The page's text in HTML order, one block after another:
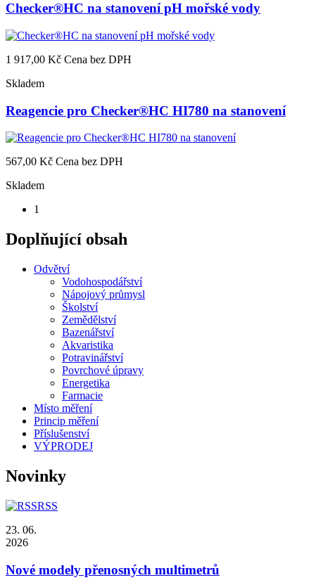
Checker®HC na stanovení pH mořské vody
1 917,00 Kč Cena bez DPH
Skladem
Reagencie pro Checker®HC HI780 na stanovení
567,00 Kč Cena bez DPH
Skladem
1
Doplňující obsah
Odvětví
Vodohospodářství
Nápojový průmysl
Školství
Zemědělství
Bazenářství
Akvaristika
Potravinářství
Povrchové úpravy
Energetika
Farmacie
Místo měření
Princip měření
Příslušenství
VÝPRODEJ
Novinky
RSS
23. 06.
2026
Nové modely přenosných multimetrů